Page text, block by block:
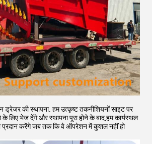
की स्थापना. हम उत्कृष्ट तकनीशियनों साइट पर
के लिए भेज देंगे और स्थापना पूरा होने के बाद,हम कार्यस्थल
प्रदान करेंगे जब तक कि वे ऑपरेशन में कुशल नहीं हो